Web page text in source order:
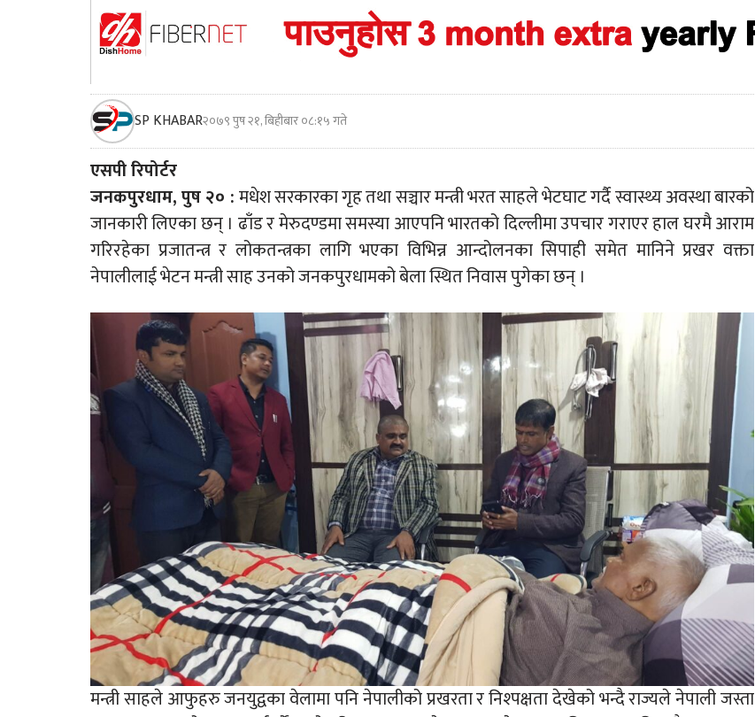
SP KHABAR२०७९ पुष २१, बिहीबार ०८:१५ गते
एसपी रिपोर्टर
जनकपुरधाम, पुष २० :मधेश सरकारका गृह तथा सञ्चार मन्त्री भरत साहले भेटघाट गर्दै स्वास्थ्य अवस्था बारको
जानकारी लिएका छन् । ढाँड र मेरुदण्डमा समस्या आएपनि भारतको दिल्लीमा उपचार गराएर हाल घरमै आराम
गरिरहेका प्रजातन्त्र र लोकतन्त्रका लागि भएका विभिन्न आन्दोलनका सिपाही समेत मानिने प्रखर वक्ता
नेपालीलाई भेटन मन्त्री साह उनको जनकपुरधामको बेला स्थित निवास पुगेका छन् ।
मन्त्री साहले आफुहरु जनयुद्वका वेलामा पनि नेपालीको प्रखरता र निश्पक्षता देखेको भन्दै राज्यले नेपाली जस्ता